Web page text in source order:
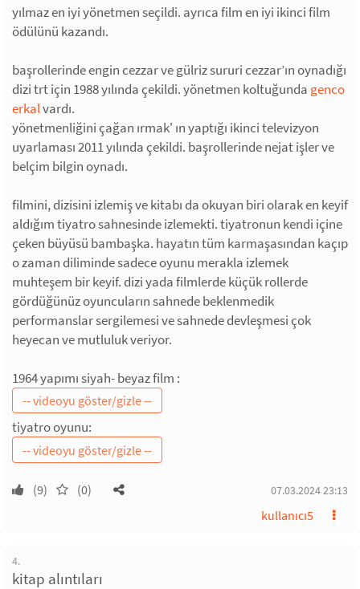
yılmaz en iyi yönetmen seçildi. ayrıca film en iyi ikinci film
ödülünü kazandı.
başrollerinde engin cezzar ve gülriz sururi cezzar’ın oynadığı
dizi trt için 1988 yılında çekildi. yönetmen koltuğunda genco
erkalvardı.
yönetmenliğini çağan ırmak' ın yaptığı ikinci televizyon
uyarlaması 2011 yılında çekildi. başrollerinde nejat işler ve
belçim bilgin oynadı.
filmini, dizisini izlemiş ve kitabı da okuyan biri olarak en keyif
aldığım tiyatro sahnesinde izlemekti. tiyatronun kendi içine
çeken büyüsü bambaşka. hayatın tüm karmaşasından kaçıp
o zaman diliminde sadece oyunu merakla izlemek
muhteşem bir keyif. dizi yada filmlerde küçük rollerde
gördüğünüz oyuncuların sahnede beklenmedik
performanslar sergilemesi ve sahnede devleşmesi çok
heyecan ve mutluluk veriyor.
1964 yapımı siyah- beyaz film :
tiyatro oyunu:
(9) (0) 07.03.2024 23:13
kullanıcı5
4.
kitap alıntıları